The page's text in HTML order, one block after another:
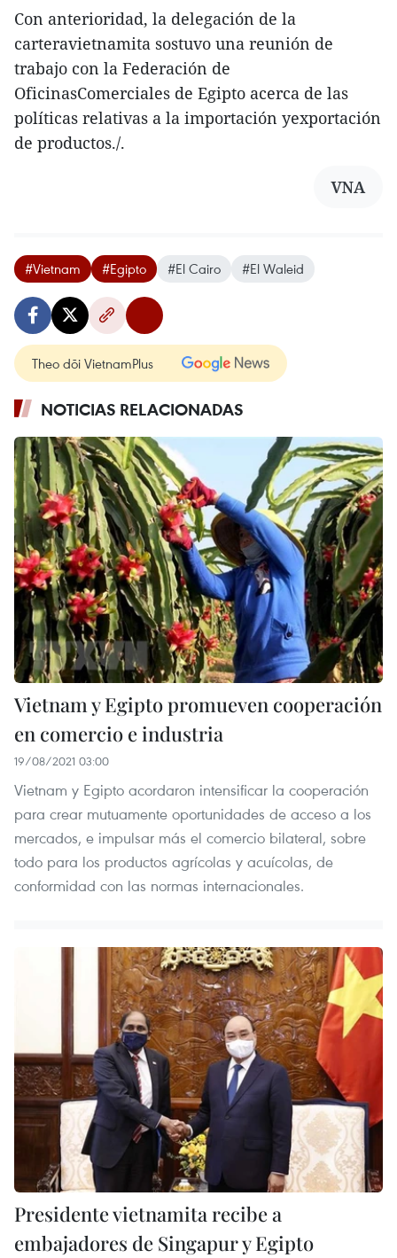
Con anterioridad, la delegación de la
carteravietnamita sostuvo una reunión de
trabajo con la Federación de
OficinasComerciales de Egipto acerca de las
políticas relativas a la importación yexportación
de productos./.
VNA
#Vietnam #Egipto #El Cairo #El Waleid
Theo dõi VietnamPlus
NOTICIAS RELACIONADAS
Vietnam y Egipto promueven cooperación
en comercio e industria
19/08/2021 03:00
Vietnam y Egipto acordaron intensificar la cooperación
para crear mutuamente oportunidades de acceso a los
mercados, e impulsar más el comercio bilateral, sobre
todo para los productos agrícolas y acuícolas, de
conformidad con las normas internacionales.
Presidente vietnamita recibe a
embajadores de Singapur y Egipto